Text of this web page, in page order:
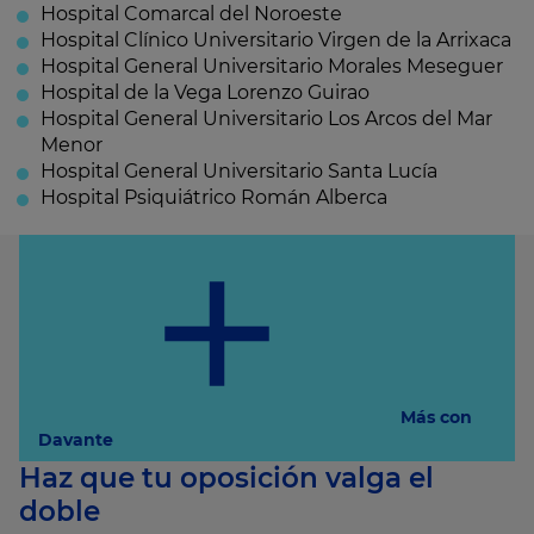
Hospital Comarcal del Noroeste
Hospital Clínico Universitario Virgen de la Arrixaca
Hospital General Universitario Morales Meseguer
Hospital de la Vega Lorenzo Guirao
Hospital General Universitario Los Arcos del Mar
Menor
Hospital General Universitario Santa Lucía
Hospital Psiquiátrico Román Alberca
Más con
Davante
Haz que tu oposición valga el
doble